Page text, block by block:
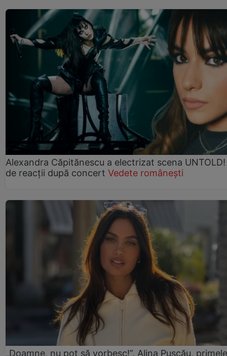
Alexandra Căpitănescu a electrizat scena UNTOLD!
de reacții după concert Vedete românești
„Doamne, nu pot să vorbesc!”. Alina Pușcău, primele